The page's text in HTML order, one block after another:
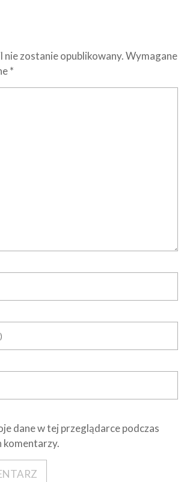
nie zostanie opublikowany.Wymagane
*
dane w tej przeglądarce podczas
komentarzy.